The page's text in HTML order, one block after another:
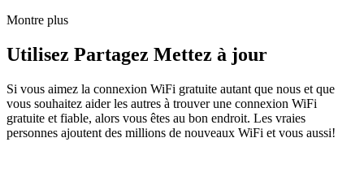
Montre plus
Utilisez Partagez Mettez à jour
Si vous aimez la connexion WiFi gratuite autant que nous et que
vous souhaitez aider les autres à trouver une connexion WiFi
gratuite et fiable, alors vous êtes au bon endroit. Les vraies
personnes ajoutent des millions de nouveaux WiFi et vous aussi!